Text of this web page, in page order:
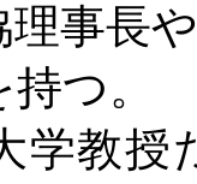
事長
つ。
学教授